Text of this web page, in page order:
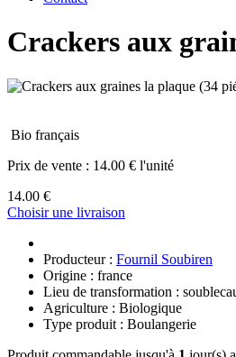
Crackers aux
Bio français
Prix de vente : 14.00 € l'unité
14.00 €
Choisir une livraison
Producteur : Fournil Soubiren
Origine : france
Lieu de transformation :
Agriculture : Biologique
Type produit : Boulangerie